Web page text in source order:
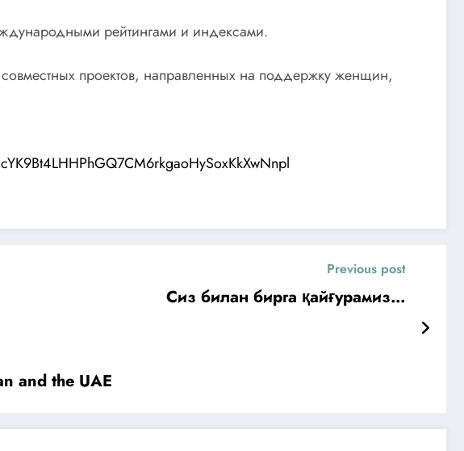
рейтингами и индексами.
проектов, направленных на поддержку женщин,
Previous post
Сиз билан бирга қайғурамиз…
and the UAE